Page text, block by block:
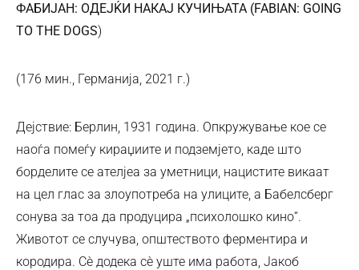
ФАБИЈАН: ОДЕЈЌИ НАКАЈ КУЧИЊАТА (FABIAN: GOING
TO THE DOGS)
(176 мин., Германија, 2021 г.)
Дејствие: Берлин, 1931 година. Опкружување кое се
наоѓа помеѓу кираџиите и подземјето, каде што
борделите се ателјеа за уметници, нацистите викаат
на цел глас за злоупотреба на улиците, а Бабелсберг
сонува за тоа да продуцира „психолошко кино“.
Животот се случува, општеството ферментира и
кородира. Сè додека сè уште има работа, Јакоб